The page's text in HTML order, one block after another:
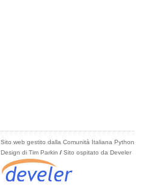
Sito web gestito dalla Comunità Italiana Python
Design di Tim Parkin /Sito ospitato da Develer